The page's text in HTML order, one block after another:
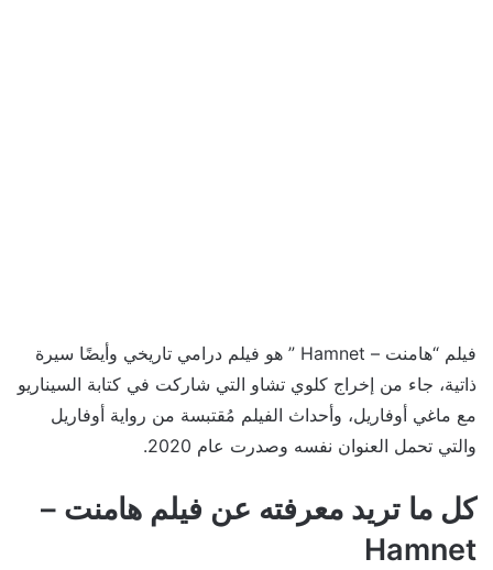
فيلم “هامنت – Hamnet ” هو فيلم درامي تاريخي وأيضًا سيرة
ذاتية، جاء من إخراج كلوي تشاو التي شاركت في كتابة السيناريو
مع ماغي أوفاريل، وأحداث الفيلم مُقتبسة من رواية أوفاريل
والتي تحمل العنوان نفسه وصدرت عام 2020.
كل ما تريد معرفته عن فيلم هامنت –
Hamnet